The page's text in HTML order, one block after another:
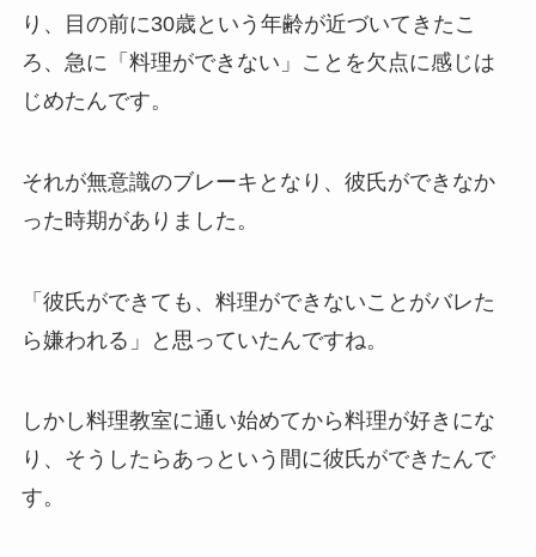
り、目の前に30歳という年齢が近づいてきたこ
ろ、急に「料理ができない」ことを欠点に感じは
じめたんです。
それが無意識のブレーキとなり、彼氏ができなか
った時期がありました。
「彼氏ができても、料理ができないことがバレた
ら嫌われる」と思っていたんですね。
しかし料理教室に通い始めてから料理が好きにな
り、そうしたらあっという間に彼氏ができたんで
す。